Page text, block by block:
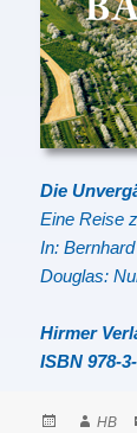
Die
Eine Reise
In:
Douglas:
Hirmer
ISBN 978-
PostedHB